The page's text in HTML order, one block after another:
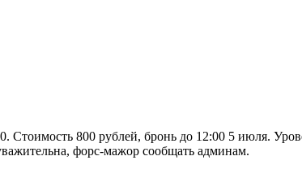
Стоимость 800 рублей, бронь до 12:00 5 июля.
форс-мажор сообщать админам.